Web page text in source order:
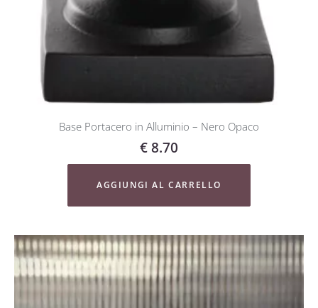
Base Portacero in Alluminio – Nero Opaco
€8.70
AGGIUNGI AL CARRELLO